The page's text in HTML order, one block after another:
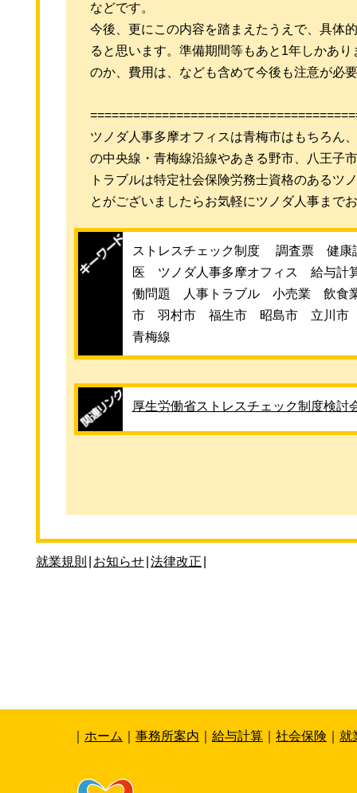
などです。
今後、更にこの内容を踏まえたうえで、具体
ると思います。準備期間等もあと1年しかあ
のか、費用は、なども含めて今後も注意が必
ツノダ人事多摩オフィスは青梅市はもちろん
の中央線・青梅線沿線やあきる野市、八王子
トラブルは特定社会保険労務士資格のあるツ
とがございましたらお気軽にツノダ人事まで
ストレスチェック制度 調査票 健
医 ツノダ人事多摩オフィス 給与
働問題 人事トラブル 小売業 飲
市 羽村市 福生市 昭島市 立川
青梅線
厚生労働省ストレスチェック制度検討
就業規則 お知らせ 法律改正
ホーム 事務所案内 給与計算 社会保険 就